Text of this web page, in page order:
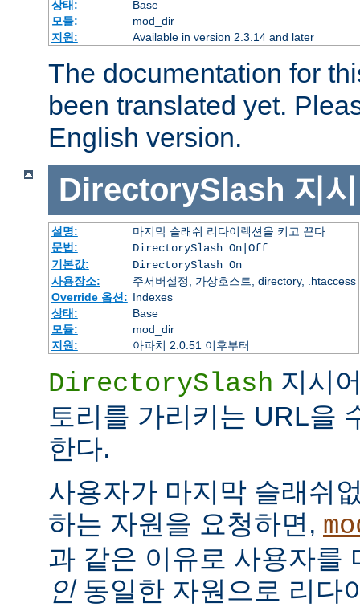
상태:
Base
모듈:
mod_dir
지원:
Available in version 2.3.14 and later
The documentation for
been translated yet.
English version.
DirectorySlash 지
설명:
마지막 슬래쉬 리다이렉션을 키고 끈다
문법:
DirectorySlash On|Off
기본값:
DirectorySlash On
사용장소:
주서버설정, 가상호스트, directory, .htaccess
Override 옵션: Indexes
상태:
Base
모듈:
mod_dir
지원:
아파치 2.0.51 이후부터
DirectorySlash 지시
토리를 가리키는 URL을
한다.
사용자가 마지막 슬래쉬
하는 자원을 요청하면,
과 같은 이유로 사용자를
인동일한 자원으로 리다